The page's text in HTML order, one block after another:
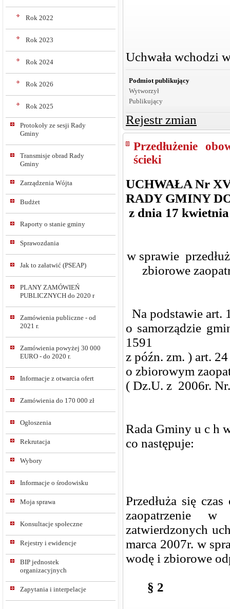
Rok 2022
Rok 2023
Rok 2024
Rok 2026
Rok 2025
Protokoły ze sesji Rady
Gminy
Transmisje obrad Rady
Gminy
Zarządzenia Wójta
Budżet
Raporty o stanie gminy
Sprawozdania
Jak to załatwić (PSEAP)
PLANY ZAMÓWIEŃ
PUBLICZNYCH do 2020 r
Zamówienia publiczne - od
2021 r.
Zamówienia powyżej 30 000
EURO - do 2020 r.
Informacje z otwarcia ofert
Zamówienia do 170 000 zł
Ogłoszenia
Rekrutacja
Wybory
Informacje o środowisku
Moja sprawa
Konsultacje społeczne
Rejestry i ewidencje
BIP jednostek
organizacyjnych
Zapytania i interpelacje
Uchwała wchodzi
Podmiot publikujący
Wytworzył
Publikujący
Rejestr zmian
Przedłużenie
ścieki
UCHWAŁA Nr
RADY GMINY
z dnia 17
w sprawie
zbiorowe
Na podstawie art.
o samorządzie
1591
z późn. zm. ) art.
o zbiorowym
( Dz.U. z 2006r.
Rada Gminy u c h
co następuje:
Przedłuża się
zaopatrzenie
zatwierdzonych
marca 2007r. w
wodę i zbiorowe
§ 2